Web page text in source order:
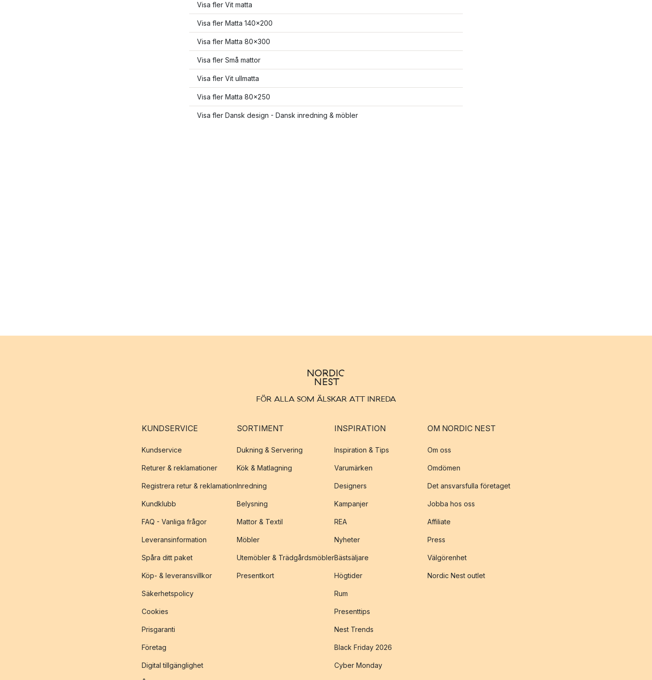
Visa fler Vit matta
Visa fler Matta 140x200
Visa fler Matta 80x300
Visa fler Små mattor
Visa fler Vit ullmatta
Visa fler Matta 80x250
Visa fler Dansk design - Dansk inredning & möbler
FÖR ALLA SOM ÄLSKAR ATT INREDA
KUNDSERVICE
Kundservice
Returer & reklamationer
Registrera retur & reklamation
Kundklubb
FAQ - Vanliga frågor
Leveransinformation
Spåra ditt paket
Köp- & leveransvillkor
Säkerhetspolicy
Cookies
Prisgaranti
Företag
Digital tillgänglighet
SORTIMENT
Dukning & Servering
Kök & Matlagning
Inredning
Belysning
Mattor & Textil
Möbler
Utemöbler & Trädgårdsmöbler
Presentkort
INSPIRATION
Inspiration & Tips
Varumärken
Designers
Kampanjer
REA
Nyheter
Bästsäljare
Högtider
Rum
Presenttips
Nest Trends
Black Friday 2026
Cyber Monday
OM NORDIC NEST
Om oss
Omdömen
Det ansvarsfulla företaget
Jobba hos oss
Affiliate
Press
Välgörenhet
Nordic Nest outlet